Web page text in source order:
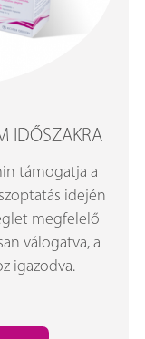
IDŐSZAKRA
támogatja a
idején
megfelelő
válogatva, a
igazodva.